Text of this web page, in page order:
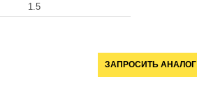
1.5
ЗАПРОСИТЬ АНАЛОГ